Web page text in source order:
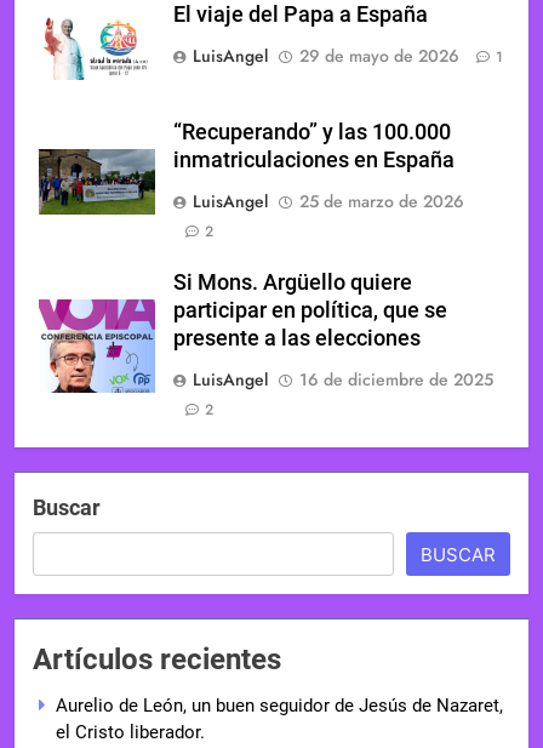
El viaje del Papa a España
LuisAngel
29 de mayo de 2026 1
“Recuperando” y las 100.000
inmatriculaciones en España
LuisAngel
25 de marzo de 2026
2
Si Mons. Argüello quiere
participar en política, que se
presente a las elecciones
LuisAngel
16 de diciembre de 2025
2
Buscar
BUSCAR
Artículos recientes
Aurelio de León, un buen seguidor de Jesús de Nazaret,
el Cristo liberador.